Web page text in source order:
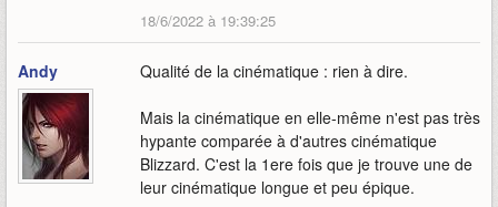
18/6/2022 à 19:39:25
Andy Qualité de la cinématique : rien à dire.
Mais la cinématique en elle-même n'est pas très
hypante comparée à d'autres cinématique
Blizzard. C'est la 1ere fois que je trouve une de
leur cinématique longue et peu épique.